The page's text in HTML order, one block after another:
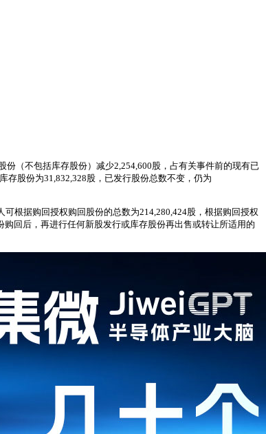
（不包括库存股份）减少2,254,600股，占有关事件前的现有已
存股份为31,832,328股，已发行股份总数不变，仍为
根据购回授权购回股份的总数为214,280,424股，根据购回授权
回后，再进行任何新股发行或库存股份再出售或转让所适用的